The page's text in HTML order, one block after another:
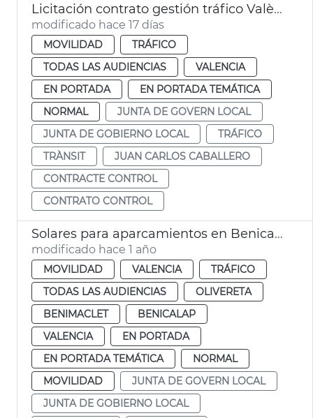
Licitación contrato gestión tráfico València
modificado hace 17 días
MOVILIDAD
TRÁFICO
TODAS LAS AUDIENCIAS
VALENCIA
EN PORTADA
EN PORTADA TEMÁTICA
NORMAL
JUNTA DE GOVERN LOCAL
JUNTA DE GOBIERNO LOCAL
TRÁFICO
TRÀNSIT
JUAN CARLOS CABALLERO
CONTRACTE CONTROL
CONTRATO CONTROL
Solares para aparcamientos en Benicalap, Benimàmet, Soternes
modificado hace 1 año
MOVILIDAD VALENCIA
TRÁFICO
TODAS LAS AUDIENCIAS
OLIVERETA
BENIMACLET
BENICALAP
VALENCIA
EN PORTADA
EN PORTADA TEMÁTICA
NORMAL
MOVILIDAD
JUNTA DE GOVERN LOCAL
JUNTA DE GOBIERNO LOCAL